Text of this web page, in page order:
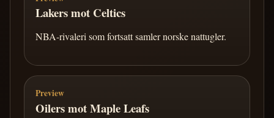
Lakers mot Celtics
NBA-rivaleri som fortsatt samler norske nattugler.
Preview
Oilers mot Maple Leafs